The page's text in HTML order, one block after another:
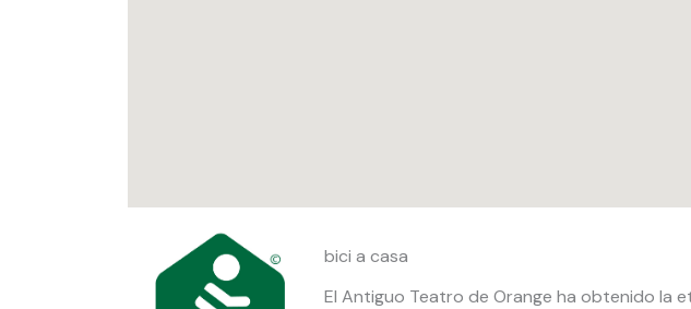
bici a casa
El Antiguo Teatro de Orange ha obtenido la